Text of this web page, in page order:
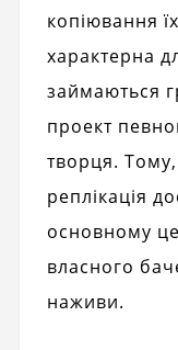
копіювання
характерна
займаються
проект
творця.
реплікація
основному це
власного
наживи.